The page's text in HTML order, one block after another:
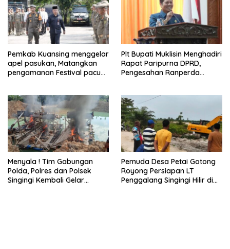
Pemkab Kuansing menggelar
apel pasukan, Matangkan
pengamanan Festival pacu
Plt Bupati Muklisin Menghadiri
Rapat Paripurna DPRD,
Pengesahan Ranperda
Menyala ! Tim Gabungan
Polda, Polres dan Polsek
Singingi Kembali Gelar
Pemuda Desa Petai Gotong
Royong Persiapan LT
Penggalang Singingi Hilir di